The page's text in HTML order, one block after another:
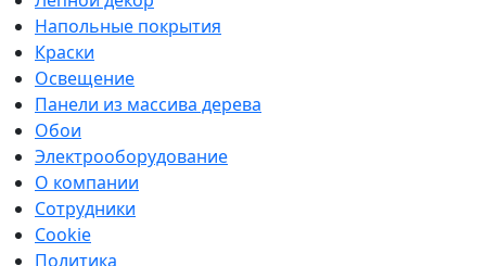
Напольные покрытия
Краски
Освещение
Панели из массива дерева
Обои
Электрооборудование
О компании
Сотрудники
Cookie
Политика